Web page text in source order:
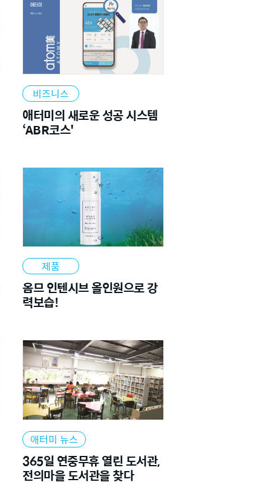
비즈니스
애터미의 새로운 성공 시스템
‘ABR코스'
제품
옴므 인텐시브 올인원으로 강
력보습!
애터미 뉴스
365일 연중무휴 열린 도서관,
전의마을 도서관을 찾다